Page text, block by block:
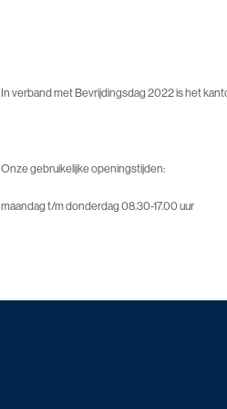
In verband met Bevrijdingsdag 2022 is het
Onze gebruikelijke openingstijden:
maandag t/m donderdag 08.30-17.00 uur